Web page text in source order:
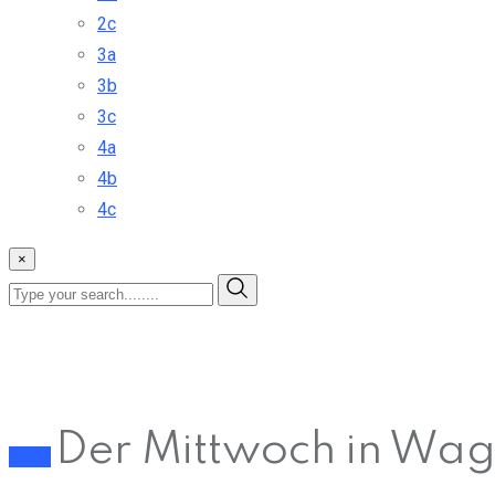
2c
3a
3b
3c
4a
4b
4c
×
Der Mittwoch in